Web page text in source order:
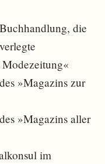
die
»Magazins zur
»Magazins aller
im